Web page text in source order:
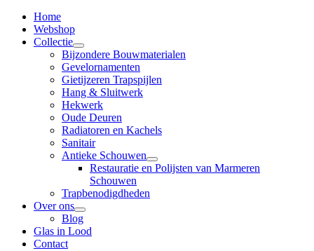
Home
Webshop
Collectie
Bijzondere Bouwmaterialen
Gevelornamenten
Gietijzeren Trapspijlen
Hang & Sluitwerk
Hekwerk
Oude Deuren
Radiatoren en Kachels
Sanitair
Antieke Schouwen
Restauratie en Polijsten van Marmeren
Schouwen
Trapbenodigdheden
Over ons
Blog
Glas in Lood
Contact